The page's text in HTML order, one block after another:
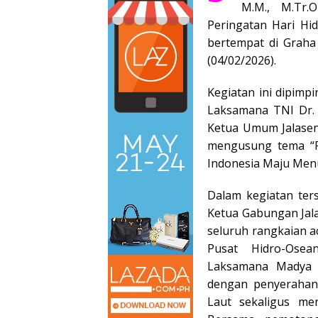
M.M.,
Peringatan Hari
bertempat di
(04/02/2026).
Kegiatan ini
Laksamana TNI Dr.
Ketua Umum
mengusung tema
Indonesia Maju
Dalam kegiatan
Ketua Gabungan
seluruh rangkaian
Pusat Hidro-
Laksamana
dengan
Laut sekaligus